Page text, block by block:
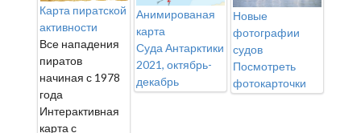
Карта пиратской
активности
Все нападения
пиратов
начиная с 1978
года
Интерактивная
карта с
Анимированая
карта
Суда Антарктики
2021, октябрь-
декабрь
Новые
фотографии
судов
Посмотреть
фотокарточки